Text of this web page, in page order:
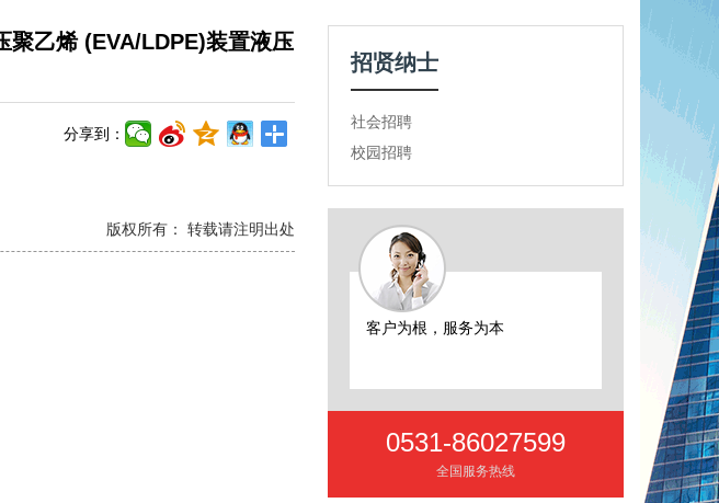
聚乙烯 (EVA/LDPE)装置液压
分享到：
版权所有： 转载请注明出处
招贤纳士
社会招聘
校园招聘
客户为根，服务为本
0531-86027599
全国服务热线